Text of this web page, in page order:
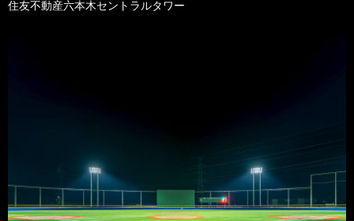
住友不動産六本木セントラルタワー